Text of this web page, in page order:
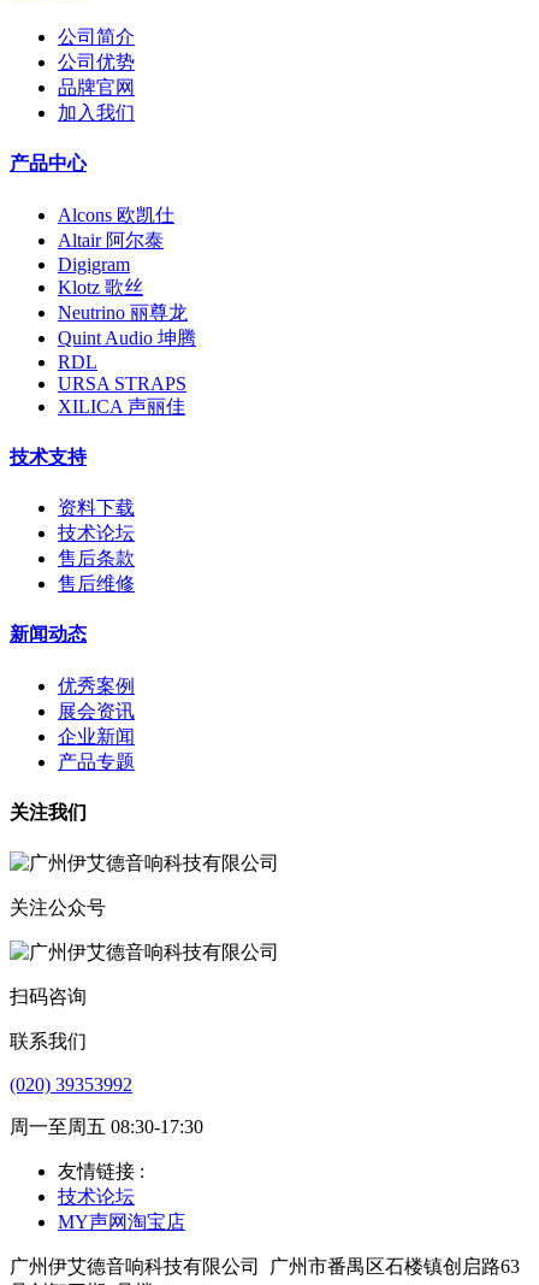
公司简介
公司优势
品牌官网
加入我们
产品中心
Alcons 欧凯仕
Altair 阿尔泰
Digigram
Klotz 歌丝
Neutrino 丽尊龙
Quint Audio 坤腾
RDL
URSA STRAPS
XILICA 声丽佳
技术支持
资料下载
技术论坛
售后条款
售后维修
新闻动态
优秀案例
展会资讯
企业新闻
产品专题
关注我们
关注公众号
扫码咨询
联系我们
(020) 39353992
周一至周五 08:30-17:30
友情链接 :
技术论坛
MY声网淘宝店
广州伊艾德音响科技有限公司
广州市番禺区石楼镇创启路63